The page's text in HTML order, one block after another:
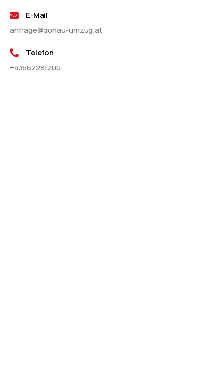
E-Mail
anfrage@donau-umzug.at
Telefon
+43662281200